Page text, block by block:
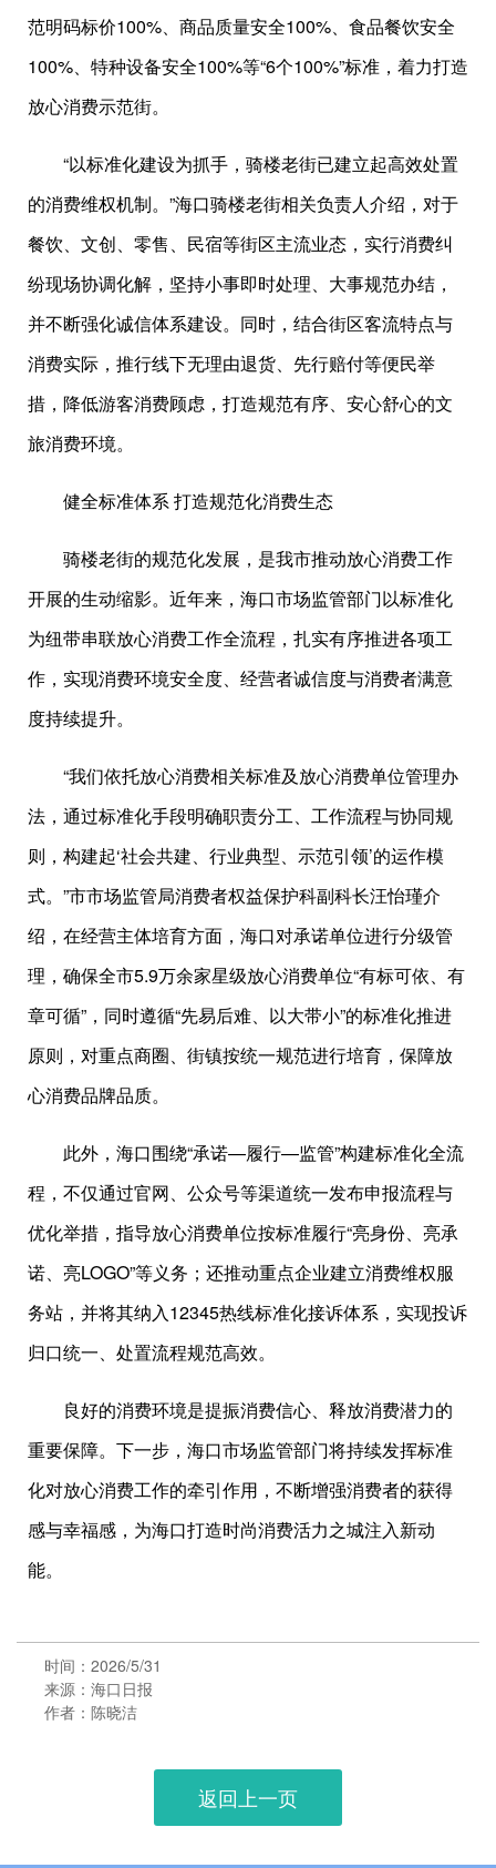
范明码标价100%、商品质量安全100%、食品餐饮安全
100%、特种设备安全100%等“6个100%”标准，着力打造
放心消费示范街。
“以标准化建设为抓手，骑楼老街已建立起高效处置
的消费维权机制。”海口骑楼老街相关负责人介绍，对于
餐饮、文创、零售、民宿等街区主流业态，实行消费纠
纷现场协调化解，坚持小事即时处理、大事规范办结，
并不断强化诚信体系建设。同时，结合街区客流特点与
消费实际，推行线下无理由退货、先行赔付等便民举
措，降低游客消费顾虑，打造规范有序、安心舒心的文
旅消费环境。
健全标准体系 打造规范化消费生态
骑楼老街的规范化发展，是我市推动放心消费工作
开展的生动缩影。近年来，海口市场监管部门以标准化
为纽带串联放心消费工作全流程，扎实有序推进各项工
作，实现消费环境安全度、经营者诚信度与消费者满意
度持续提升。
“我们依托放心消费相关标准及放心消费单位管理办
法，通过标准化手段明确职责分工、工作流程与协同规
则，构建起‘社会共建、行业典型、示范引领’的运作模
式。”市市场监管局消费者权益保护科副科长汪怡瑾介
绍，在经营主体培育方面，海口对承诺单位进行分级管
理，确保全市5.9万余家星级放心消费单位“有标可依、有
章可循”，同时遵循“先易后难、以大带小”的标准化推进
原则，对重点商圈、街镇按统一规范进行培育，保障放
心消费品牌品质。
此外，海口围绕“承诺—履行—监管”构建标准化全流
程，不仅通过官网、公众号等渠道统一发布申报流程与
优化举措，指导放心消费单位按标准履行“亮身份、亮承
诺、亮LOGO”等义务；还推动重点企业建立消费维权服
务站，并将其纳入12345热线标准化接诉体系，实现投诉
归口统一、处置流程规范高效。
良好的消费环境是提振消费信心、释放消费潜力的
重要保障。下一步，海口市场监管部门将持续发挥标准
化对放心消费工作的牵引作用，不断增强消费者的获得
感与幸福感，为海口打造时尚消费活力之城注入新动
能。
时间：2026/5/31
来源：海口日报
作者：陈晓洁
返回上一页